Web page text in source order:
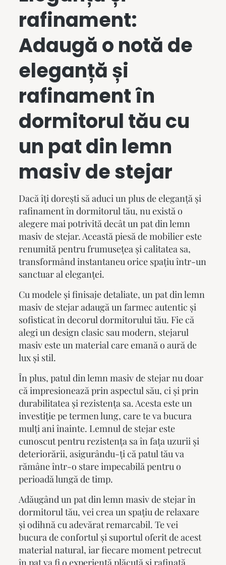
rafinament:
Adaugă o notă de
eleganță și
rafinament în
dormitorul tău cu
un pat din lemn
masivde stejar
Dacă îți dorești să aduci un plus de eleganță și
rafinament în dormitorul tău, nu există o
alegere mai potrivită decât un pat din lemn
masiv de stejar. Această piesă de mobilier este
renumită pentru frumusețea și calitatea sa,
transformând instantaneu orice spațiu într-un
sanctuar al eleganței.
Cu modele și finisaje detaliate, un pat din lemn
masiv de stejaradaugă un farmec autentic și
sofisticat în decorul dormitorului tău. Fie că
alegi un design clasic sau modern, stejarul
masiv este un material care emană o aură de
lux și stil.
În plus, patul din lemn masivde stejar nu doar
că impresionează prin aspectul său, ci și prin
durabilitatea și rezistența sa. Acesta este un
investiție pe termen lung, care te va bucura
mulți ani înainte. Lemnul de stejar este
cunoscut pentru rezistența sa în fața uzurii și
deteriorării, asigurându-ți că patul tău va
rămâne într-o stare impecabilă pentru o
perioadă lungă de timp.
Adăugând un pat din lemn masiv de stejarîn
dormitorul tău, vei crea un spațiu de relaxare
și odihnă cu adevărat remarcabil. Te vei
bucura de confortul și suportul oferit de acest
material natural, iar fiecare moment petrecut
în pat va fi o experiență plăcută și rafinată.